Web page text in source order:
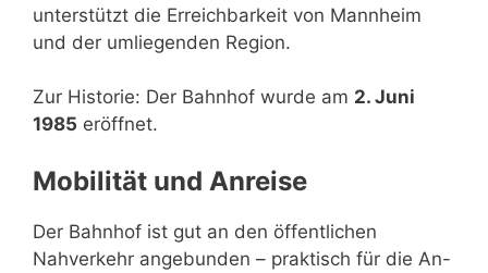
unterstützt die Erreichbarkeit von Mannheim
und der umliegenden Region.
Zur Historie: Der Bahnhof wurde am 2. Juni
1985 eröffnet.
Mobilität und Anreise
Der Bahnhof ist gut an den öffentlichen
Nahverkehr angebunden – praktisch für die An-